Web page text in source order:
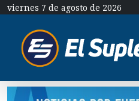
viernes 7 de agosto de 2026